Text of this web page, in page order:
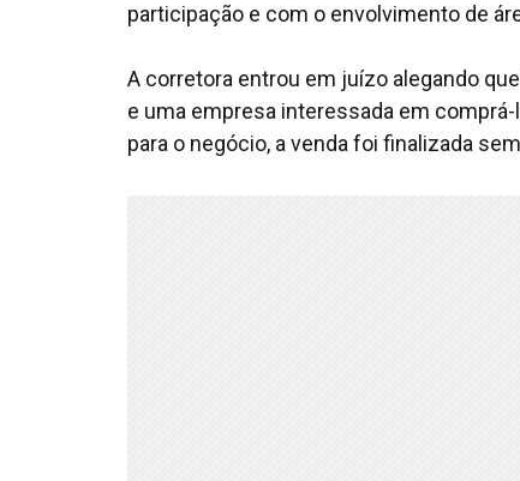
participação e com o envolvimento de
A corretora entrou em juízo alegando
e uma empresa interessada em
para o negócio, a venda foi finalizada